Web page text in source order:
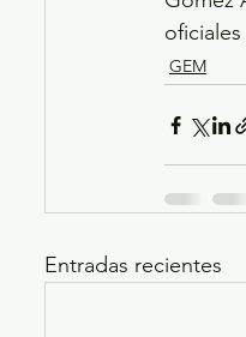
GEM
Entradas recientes